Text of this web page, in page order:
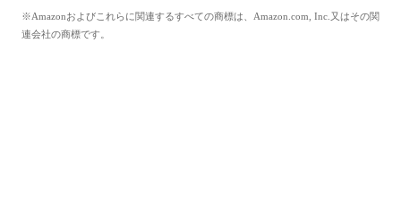
※Amazonおよびこれらに関連するすべての商標は、Amazon.com, Inc.又はその関
連会社の商標です。